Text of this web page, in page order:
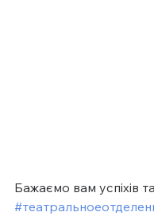
Бажаємо вам успіхів